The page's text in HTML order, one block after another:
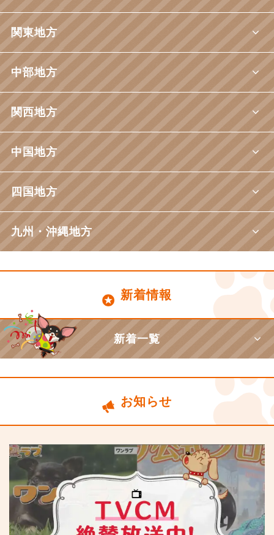
関東地方
中部地方
関西地方
中国地方
四国地方
九州・沖縄地方
新着情報
新着一覧
お知らせ